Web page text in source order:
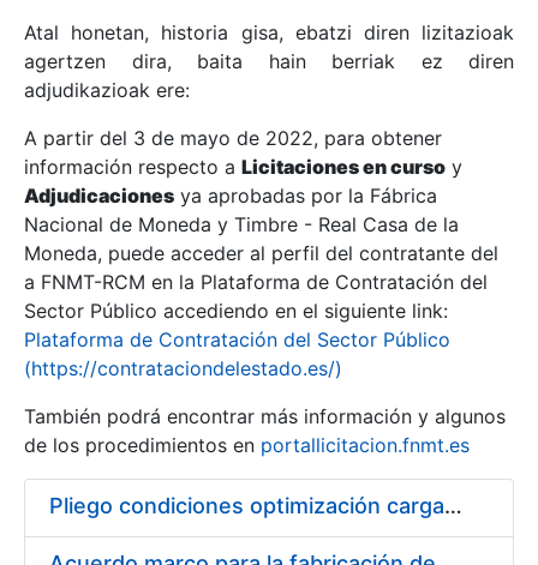
Erakutsi/Ezkutatu
Erakutsi/Ezkutatu
Erakutsi/Ezkutatu
Erakutsi/Ezkutatu
Erakutsi/Ezkutatu
Atal honetan, historia gisa, ebatzi diren lizitazioak
agertzen dira, baita hain berriak ez diren
adjudikazioak ere:
A partir del 3 de mayo de 2022, para obtener
información respecto a Licitaciones en curso y
Adjudicaciones ya aprobadas por la Fábrica
Nacional de Moneda y Timbre - Real Casa de la
Moneda, puede acceder al perfil del contratante del
a FNMT-RCM en la Plataforma de Contratación del
Sector Público accediendo en el siguiente link:
Plataforma de Contratación del Sector Público
(https://contrataciondelestado.es/)
También podrá encontrar más información y algunos
de los procedimientos en portallicitacion.fnmt.es
Pliego condiciones optimización cargas compras firmado